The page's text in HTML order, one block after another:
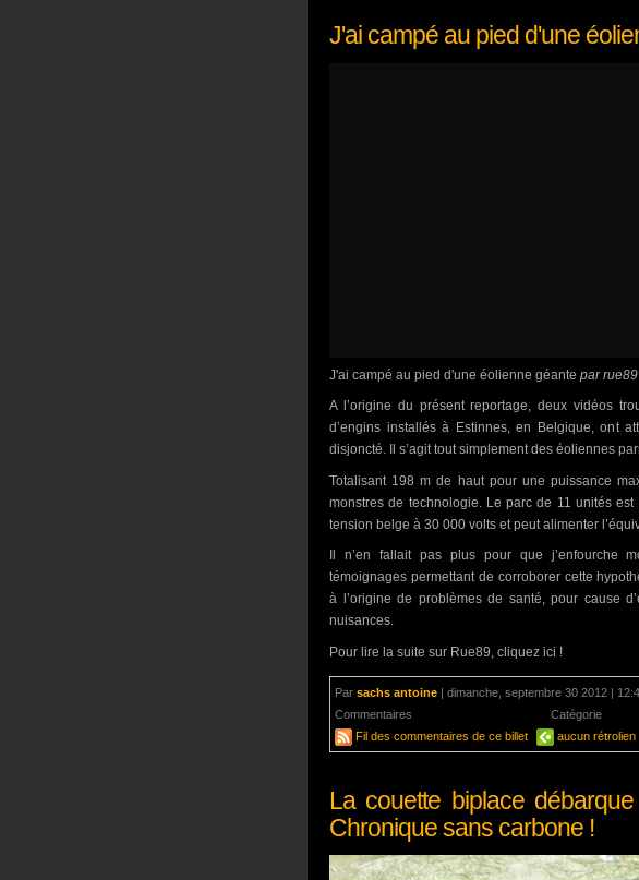
J'ai campé au pied d'une
J'ai campé au pied d'une éolienne géante par rue89
A l’origine du présent reportage, deux vidéos
d’engins installés à Estinnes, en Belgique, ont
disjoncté. Il s’agit tout simplement des éoliennes
Totalisant 198 m de haut pour une puissance
monstres de technologie. Le parc de 11 unités
tension belge à 30 000 volts et peut alimenter
Il n’en fallait pas plus pour que j’enfourche
témoignages permettant de corroborer cette
à l’origine de problèmes de santé, pour cause
nuisances.
Pour lire la suite sur Rue89, cliquez ici !
Par sachs antoine | dimanche, septembre 30 2012 |
Commentaires
Catégorie
Fil des commentaires de ce billet
aucun rétrolien
La couette biplace
Chronique sans carbone !